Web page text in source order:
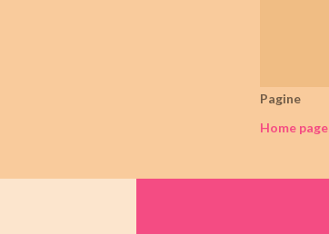
Pagine
Home page